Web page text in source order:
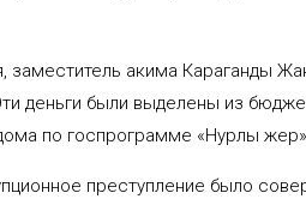
заместитель акима Караганды
деньги были выделены из
по госпрограмме «Нурлы
преступление было